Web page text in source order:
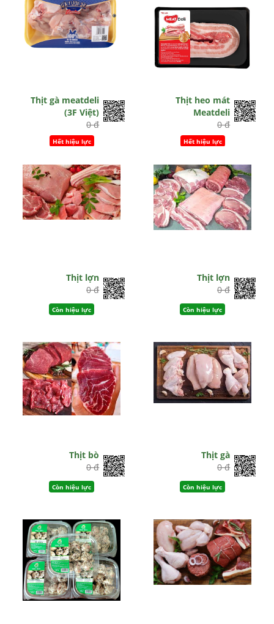
Thịt gà meatdeli
(3F Việt)
0 đ
Hết hiệu lực
Thịt heo mát
Meatdeli
0 đ
Hết hiệu lực
Thịt lợn
0 đ
Còn hiệu lực
Thịt lợn
0 đ
Còn hiệu lực
Thịt bò
0 đ
Còn hiệu lực
Thịt gà
0 đ
Còn hiệu lực